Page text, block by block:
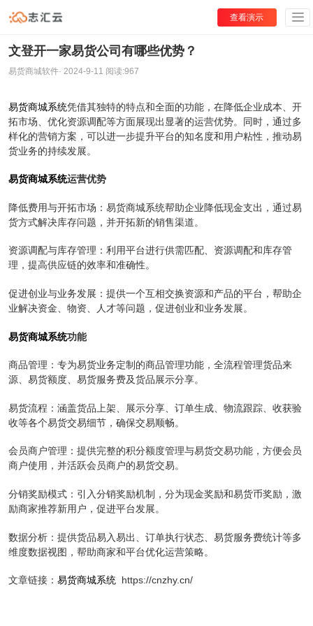
查看演示
文登开一家易货公司有哪些优势？
易货商城软件· 2024-9-11 阅读:967
易货商城系统凭借其独特的特点和全面的功能，在降低企业成本、开
拓市场、优化资源调配等方面展现出显著的运营优势。同时，通过多
样化的营销方案，可以进一步提升平台的知名度和用户粘性，推动易
货业务的持续发展。
易货商城系统运营优势
降低费用与开拓市场：易货商城系统帮助企业降低现金支出，通过易
货方式解决库存问题，并开拓新的销售渠道。
资源调配与库存管理：利用平台进行供需匹配、资源调配和库存管
理，提高供应链的效率和准确性。
促进创业与业务发展：提供一个互相交换资源和产品的平台，帮助企
业解决资金、物资、人才等问题，促进创业和业务发展。
易货商城系统功能
商品管理：专为易货业务定制的商品管理功能，全流程管理货品来
源、易货额度、易货服务费及货品展示分享。
易货流程：涵盖货品上架、展示分享、订单生成、物流跟踪、收获验
收等各个易货交易细节，确保交易顺畅。
会员商户管理：提供完整的积分额度管理与易货交易功能，方便会员
商户使用，并活跃会员商户的易货交易。
分销奖励模式：引入分销奖励机制，分为现金奖励和易货币奖励，激
励商家推荐新用户，促进平台发展。
数据分析：提供货品易入易出、订单执行状态、易货服务费统计等多
维度数据视图，帮助商家和平台优化运营策略。
文章链接： 易货商城系统 https://cnzhy.cn/